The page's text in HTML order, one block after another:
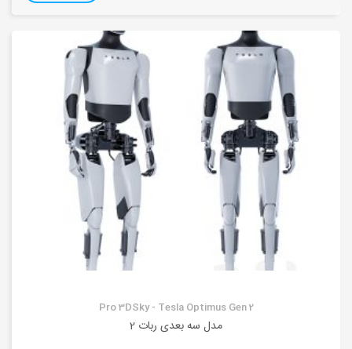
Pro 3DSky - Tesla Optimus Gen 2
مدل سه بعدی ربات 2